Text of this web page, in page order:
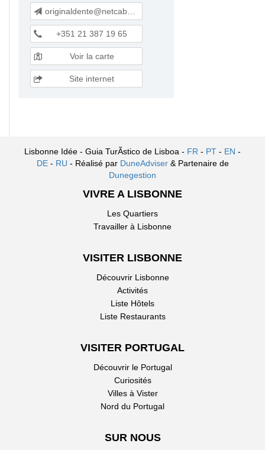
originaldente@netcabo.pt
+351 21 387 19 65
Voir la carte
Site internet
Lisbonne Idée - Guia TurÃ­stico de Lisboa - FR - PT - EN -
DE- RU - Réalisé par DuneAdviser & Partenaire de
Dunegestion
VIVRE A LISBONNE
Les Quartiers
Travailler à Lisbonne
VISITER LISBONNE
Découvrir Lisbonne
Activités
Liste Hôtels
Liste Restaurants
VISITER PORTUGAL
Découvrir le Portugal
Curiosités
Villes à Vister
Nord du Portugal
SUR NOUS